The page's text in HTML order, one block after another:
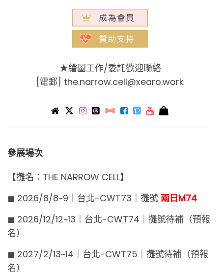
★繪圖工作/委託歡迎聯絡
[電郵] the.narrow.cell@xearo.work
參展場次
【攤名：THE NARROW CELL】
◼︎ 2026/8/8~9｜台北-CWT73｜攤號 兩日M74
◼︎ 2026/12/12~13｜台北-CWT74｜攤號待補（預報
名）
◼︎ 2027/2/13~14｜台北-CWT75｜攤號待補（預報
名）